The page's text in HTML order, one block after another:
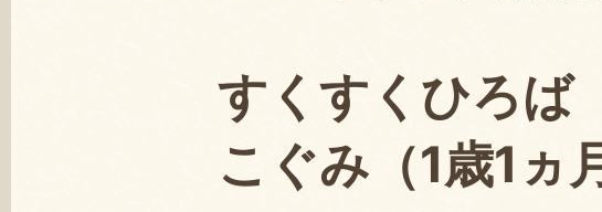
すくすくひろ
こぐみ（1歳1ヵ